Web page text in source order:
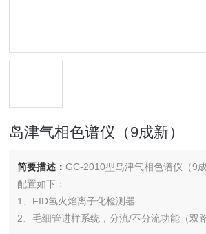
岛津气相色谱仪（9成新）
简要描述：GC-2010型岛津气相色谱仪（9成
配置如下：
1、FID氢火焰离子化检测器
2、毛细管进样系统，分流/不分流功能（双路